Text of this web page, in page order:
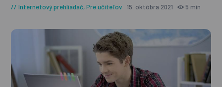
Internetový prehliadač,Pre učiteľov 15. októbra 2021 5 min